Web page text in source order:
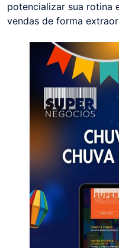
potencializar sua rotina
vendas de forma